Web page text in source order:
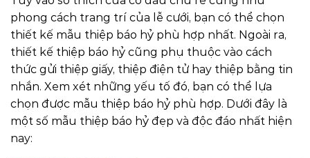
phong cách trang trí của lễ cưới, bạn có thể chọn
thiết kế mẫu thiệp báo hỷ phù hợp nhất. Ngoài ra,
thiết kế thiệp báo hỷ cũng phụ thuộc vào cách
thức gửi thiệp giấy, thiệp điện tử hay thiệp bằng tin
nhắn. Xem xét những yếu tố đó, bạn có thể lựa
chọn được mẫu thiệp báo hỷ phù hợp. Dưới đây là
một số mẫu thiệp báo hỷ đẹp và độc đáo nhất hiện
nay: